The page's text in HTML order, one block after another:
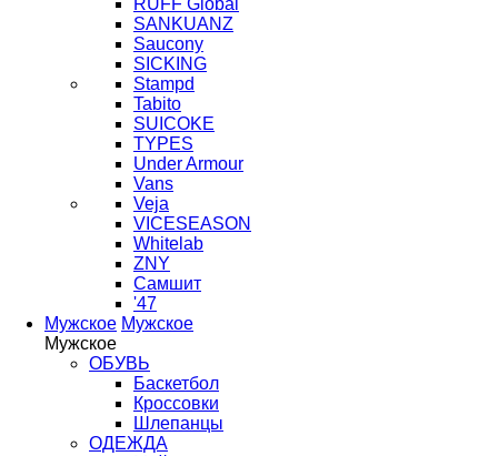
RUFF Global
SANKUANZ
Saucony
SICKING
Stampd
Tabito
SUICOKE
TYPES
Under Armour
Vans
Veja
VICESEASON
Whitelab
ZNY
Самшит
'47
Мужское Мужское
Мужское
ОБУВЬ
Баскетбол
Кроссовки
Шлепанцы
ОДЕЖДА